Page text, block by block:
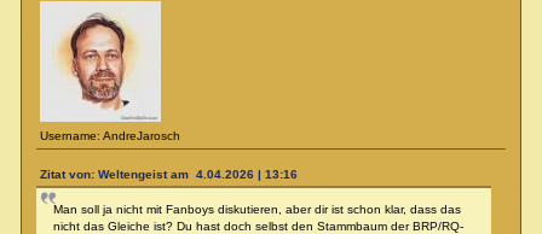
Username: AndreJarosch
Zitat von: Weltengeist am 4.04.2026 | 13:16
Man soll ja nicht mit Fanboys diskutieren, aber dir ist schon klar, dass das
nicht das Gleiche ist? Du hast doch selbst den Stammbaum der BRP/RQ-